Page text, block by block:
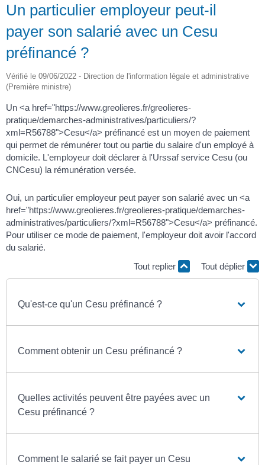
Un particulier employeur peut-il
payer son salarié avec un Cesu
préfinancé ?
Vérifié le 09/06/2022 - Direction de l'information légale et administrative
(Première ministre)
Un <a href="https://www.greolieres.fr/greolieres-
pratique/demarches-administratives/particuliers/?
xml=R56788">Cesu</a> préfinancé est un moyen de paiement
qui permet de rémunérer tout ou partie du salaire d'un employé à
domicile. L'employeur doit déclarer à l'Urssaf service Cesu (ou
CNCesu) la rémunération versée.
Oui, un particulier employeur peut payer son salarié avec un <a
href="https://www.greolieres.fr/greolieres-pratique/demarches-
administratives/particuliers/?xml=R56788">Cesu</a> préfinancé.
Pour utiliser ce mode de paiement, l'employeur doit avoir l'accord
du salarié.
Tout replier
Tout déplier
Qu'est-ce qu'un Cesu préfinancé ?
Comment obtenir un Cesu préfinancé ?
Quelles activités peuvent être payées avec un
Cesu préfinancé ?
Comment le salarié se fait payer un Cesu